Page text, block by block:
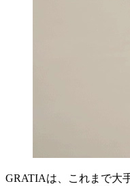
GRATIAは、これまで大